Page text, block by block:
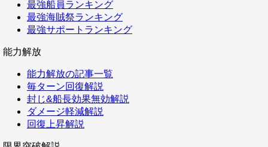
最強船員ランキング
最強海賊祭ランキング
最強サポートランキング
能力解放
能力解放の記事一覧
毎ターン回復解説
封じ&船長効果無効解説
ダメージ軽減解説
回復上昇解説